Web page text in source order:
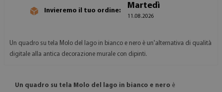
Invieremo il tuo ordine:
Martedì
11.08.2026
Un quadro su tela Molo del lago in bianco e nero è un'alternativa di qualità
digitale alla antica decorazione murale con dipinti.
Un quadro su tela Molo del lago in bianco e nero è